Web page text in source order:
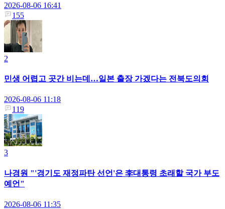
2026-08-06 16:41
155
2
민생 어렵고 곳간 비는데…일본 출장 가겠다는 전북도의회
2026-08-06 11:18
119
3
나경원 "'경기도 재정파탄 선언'은 李대통령 초래할 국가 부도
예언"
2026-08-06 11:35